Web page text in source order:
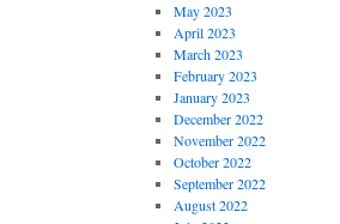
May 2023
April 2023
March 2023
February 2023
January 2023
December 2022
November 2022
October 2022
September 2022
August 2022